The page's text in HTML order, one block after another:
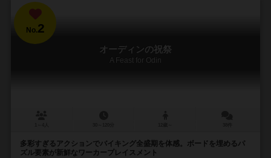
No.2
オーディンの祝祭
A Feast for Odin
多彩すぎるアクションでバイキング全盛期を体感。ボードを埋めるパ
ズル要素が新鮮なワーカープレイスメント